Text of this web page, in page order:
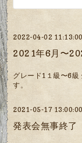
2022-04-02 11:13:00
2021年6月〜
グレード1１級〜6
す。
2021-05-17 13:00:00
発表会無事終了